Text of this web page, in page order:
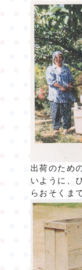
出荷のため
いように、
らおそくま